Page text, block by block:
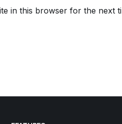
in this browser for the next